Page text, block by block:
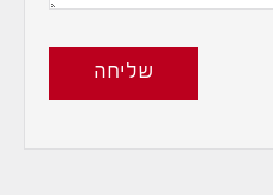
שליחה